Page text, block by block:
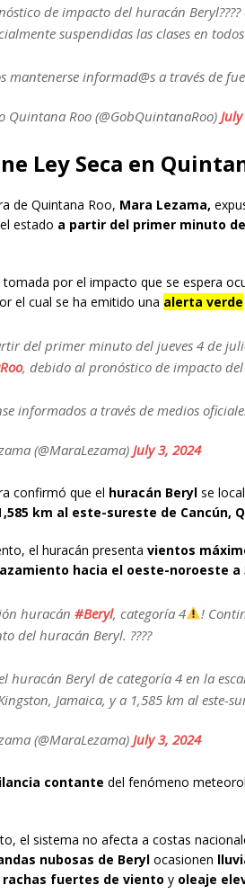
de impacto del huracán
suspendidas las clases en
mantenerse informad@s a través de
Roo (@GobQuintanaRoo)
Ley Seca en
de Quintana Roo, Mara Lezama,
estado a partir del primer minuto
por el impacto que se espera
el cual se ha emitido una alerta verde
del primer minuto del jueves 4 de
, debido al pronóstico de impacto
informados a través de medios
(@MaraLezama) July 3, 2024
confirmó que el huracán Beryl se
,585 km al este-sureste de Cancún,
el huracán presenta vientos
hacia el oeste-noroeste a
huracán #Beryl, categoría 4 !
del huracán Beryl. ????
huracán Beryl de categoría 4 en la
Jamaica, y a 1,585 km al este-
(@MaraLezama) July 3, 2024
contante del fenómeno
el sistema no afecta a costas
nubosas de Beryl ocasionen
rachas fuertes de viento y oleaje